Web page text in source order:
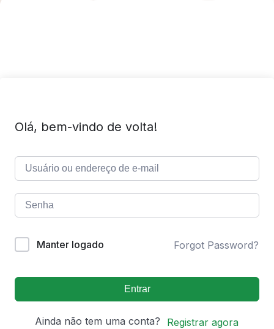
Olá, bem-vindo de volta!
Manter logado Forgot Password?
Entrar
Ainda não tem uma conta? Registrar agora